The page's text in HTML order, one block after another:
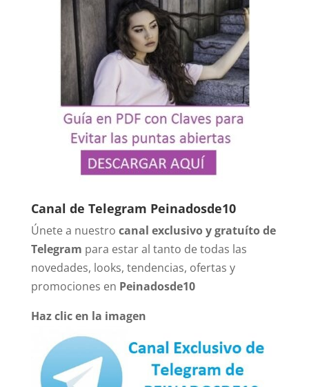
Canal de Telegram Peinadosde10
Únete a nuestro canal exclusivo y gratuíto de
Telegram para estar al tanto de todas las
novedades, looks, tendencias, ofertas y
promociones en Peinadosde10
Haz clic en la imagen